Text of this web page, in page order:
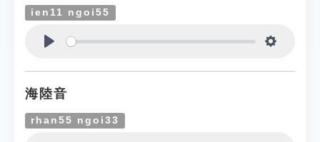
ien11 ngoi55
海陸音
rhan55 ngoi33